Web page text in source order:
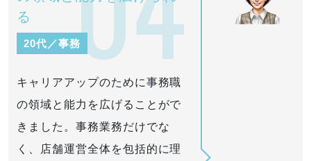
る
20代／事務
キャリアアップのために事務職
の領域と能力を広げることがで
きました。事務業務だけでな
く、店舗運営全体を包括的に理